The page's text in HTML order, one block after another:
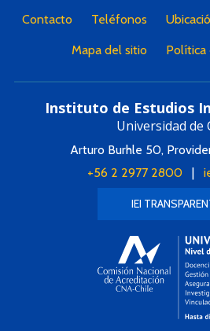
Contacto Teléfonos
Mapa del sitio Política
Instituto de Estudios
Universidad de
Arturo Burhle 50,
+56 2 2977 2800|
IEI